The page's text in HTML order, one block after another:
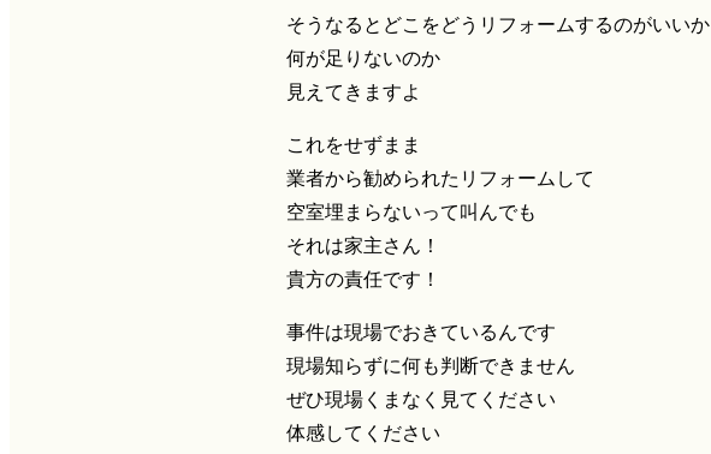
そうなるとどこをどうリフォームするのがいいか
何が足りないのか
見えてきますよ
これをせずまま
業者から勧められたリフォームして
空室埋まらないって叫んでも
それは家主さん！
貴方の責任です！
事件は現場でおきているんです
現場知らずに何も判断できません
ぜひ現場くまなく見てください
体感してください